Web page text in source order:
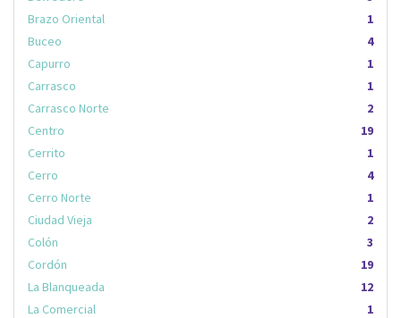
1
Brazo Oriental
4
Buceo
1
Capurro
1
Carrasco
2
Carrasco Norte
19
Centro
1
Cerrito
4
Cerro
1
Cerro Norte
2
Ciudad Vieja
3
Colón
19
Cordón
12
La Blanqueada
1
La Comercial